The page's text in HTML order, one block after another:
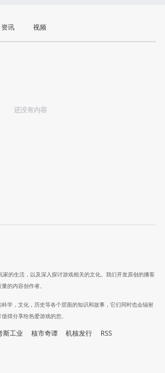
资讯 视频
还没有内容
的生活，以及深入探讨游戏相关的文化。我们开发原创的播客
的内容创作者。
学，文化，历史等各个层面的知识和故事，它们同时也会辐射
得分享给热爱游戏的您。
斯工业 核市奇谭 机核发行 RSS